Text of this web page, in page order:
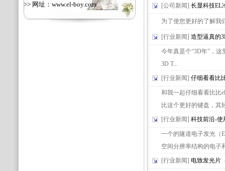
>> 网址： www.el-boy.com
[公司新闻] 长显科技EL
为了使您更好的了解我
[行业新闻] 造型逼真的
今年真是个“3D年”，
3D T...
[行业新闻] 仔细看看比
和我一起仔细看看比比
比这个更好的键盘，其
[行业新闻] 科技前沿-使
一个的隧道电子发光（
空间分辨率结构的电子
[行业新闻] 电致发光片